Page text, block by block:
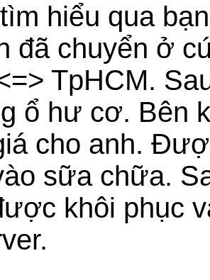
hiểu qua
đã chuyển ở
TpHCM.
ổ hư cơ. Bên
cho anh.
sữa chữa.
khôi phục